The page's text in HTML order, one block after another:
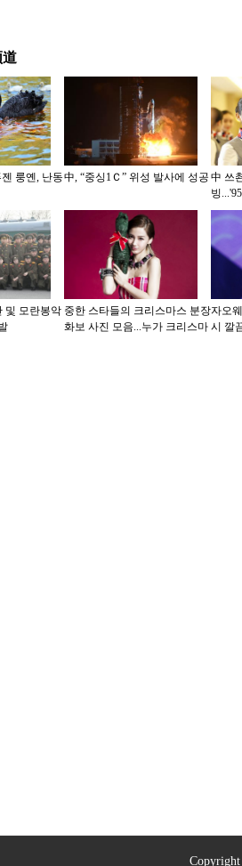
道
룽옌, 난동中, “중싱1Ｃ” 위성 발사에 성공 中 쓰
빙
및 모란봉악 중한 스타들의 크리스마스 분장
화보 사진 모음...누가 크리스마
자오
시 깔